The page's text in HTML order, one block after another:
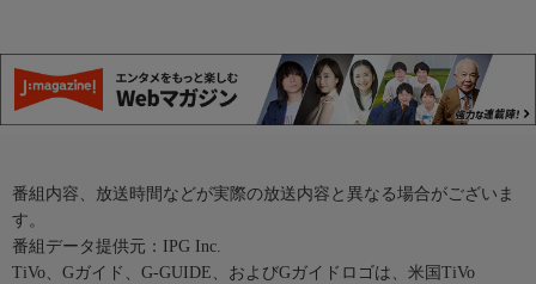
番組内容、放送時間などが実際の放送内容と異なる場合がございま
す。
番組データ提供元：IPG Inc.
TiVo、Gガイド、G-GUIDE、およびGガイドロゴは、米国TiVo